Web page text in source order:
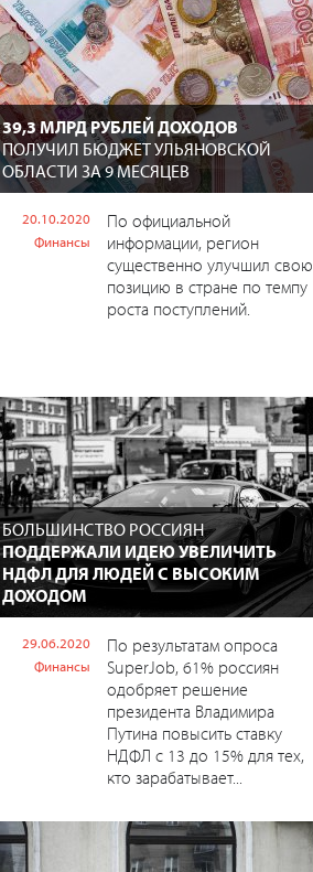
39,3 МЛРД РУБЛЕЙ ДОХОДОВ
ПОЛУЧИЛ БЮДЖЕТ УЛЬЯНОВСКОЙ
ОБЛАСТИ ЗА 9 МЕСЯЦЕВ
20.10.2020
Финансы
По официальной
информации, регион
существенно улучшил свою
позицию в стране по темпу
роста поступлений.
БОЛЬШИНСТВО РОССИЯН
ПОДДЕРЖАЛИ ИДЕЮ УВЕЛИЧИТЬ
НДФЛ ДЛЯ ЛЮДЕЙ С ВЫСОКИМ
ДОХОДОМ
29.06.2020
Финансы
По результатам опроса
SuperJob, 61% россиян
одобряет решение
президента Владимира
Путина повысить ставку
НДФЛ с 13 до 15% для тех,
кто зарабатывает...